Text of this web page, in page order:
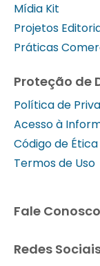
Mídia Kit
Projetos
Práticas
Proteção de
Política de
Acesso à
Código de Ética
Termos de Uso
Fale Conosco
Redes